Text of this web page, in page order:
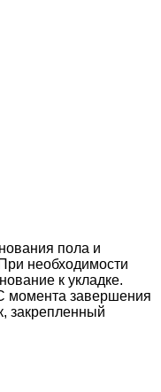
пола и
При необходимости
к укладке.
момента завершения
закрепленный